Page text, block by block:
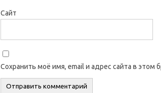
Сайт
Сохранить моё имя, email и адрес сайта в